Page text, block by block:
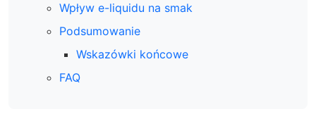
Wpływ e-liquidu na smak
Podsumowanie
Wskazówki końcowe
FAQ